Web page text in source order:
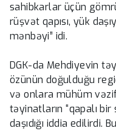
sahibkarlar üçün
rüşvət qapısı, yük
mənbəyi” idi.
DGK-da Mehdiyevin
özünün doğulduğu
və onlara mühüm
təyinatların “qapalı
daşıdığı iddia edilirdi.